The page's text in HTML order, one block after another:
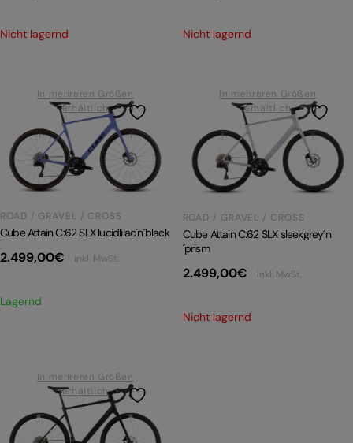
Nicht lagernd Nicht lagernd
In mehreren Größen
erhältlich
ROAD / GRAVEL / CROSS
Cube Attain C:62 SLX lucidlilac´n´black
2.499,00€ inkl. MwSt.
Lagernd
In mehreren Größen
erhältlich
ROAD / GRAVEL / CROSS
Cube Attain C:62 SLX sleekgrey´n
´prism
2.499,00€ inkl. MwSt.
Nicht lagernd
In mehreren Größen
erhältlich